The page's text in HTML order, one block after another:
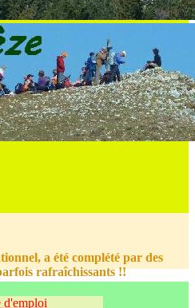
a été complété par des
rafraîchissants !!
d'emploi